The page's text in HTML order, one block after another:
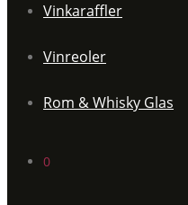
Vinkaraffler
Vinreoler
Rom & Whisky Glas
0